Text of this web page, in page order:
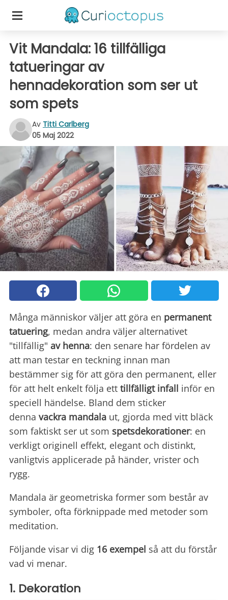
Vit Mandala: 16 tillfälliga
tatueringar av
hennadekoration som ser ut
som spets
Av Titti Carlberg
05 Maj 2022
Många människor väljer att göra en permanent
tatuering, medan andra väljer alternativet
"tillfällig" av henna: den senare har fördelen av
att man testar en teckning innan man
bestämmer sig för att göra den permanent, eller
för att helt enkelt följa ett tillfälligt infall inför en
speciell händelse. Bland dem sticker
denna vackra mandala ut, gjorda med vitt bläck
som faktiskt ser ut som spetsdekorationer: en
verkligt originell effekt, elegant och distinkt,
vanligtvis applicerade på händer, vrister och
rygg.
Mandala är geometriska former som består av
symboler, ofta förknippade med metoder som
meditation.
Följande visar vi dig 16 exempel så att du förstår
vad vi menar.
1. Dekoration